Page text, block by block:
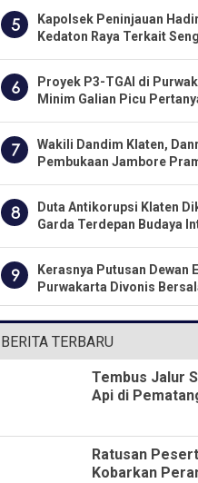
5
Kapolsek Peninjauan
Kedaton Raya Terkait
6
Proyek P3-TGAI di
Minim Galian Picu
7
Wakili Dandim Klaten,
Pembukaan Jambore
8
Duta Antikorupsi Klaten
Garda Terdepan Budaya
9
Kerasnya Putusan Dewan
Purwakarta Divonis
Empat Tahun
BERITA TERBARU
Tembus Jalur
Api di
Ratusan
Kobarkan